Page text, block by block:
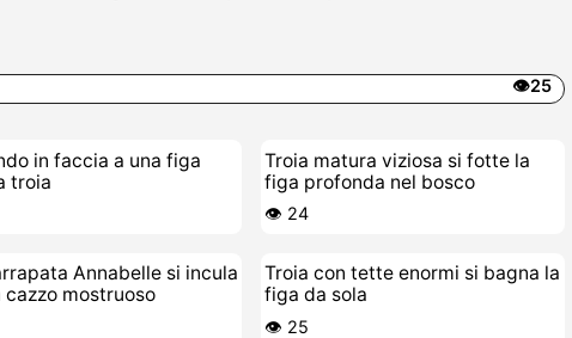
👁️25
in faccia a una figa
troia
Troia matura viziosa si fotte la
figa profonda nel bosco
👁️ 24
Annabelle si incula
cazzo mostruoso
Troia con tette enormi si bagna la
figa da sola
👁️ 25